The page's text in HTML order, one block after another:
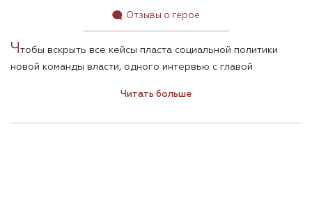
Отзывы о герое
Ч тобы вскрыть все кейсы пласта социальной политики
новой команды власти, одного интервью с главой
Третьяковой мало. Однако чтобы расставить флажки в
столкновения сторонников разных социальных философий,
Читать больше